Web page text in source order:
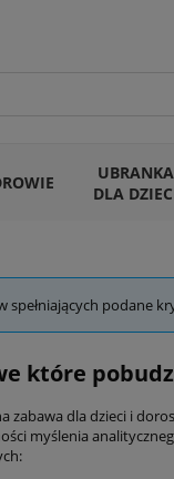
UBRANKA
DLA
spełniających podane
które
zabawa dla dzieci i
myślenia